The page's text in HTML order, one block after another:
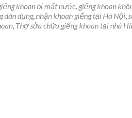
khoan bị mất nước, giếng khoan
dân dụng,nhận khoan giếng tại Hà Nội,
, Thợ sửa chữa giếng khoan tại nhà Hà